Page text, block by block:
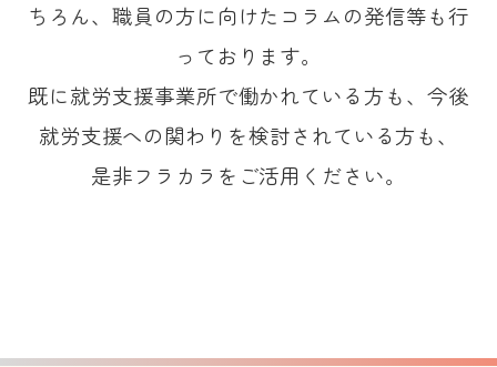
ちろん、職員の方に向けたコラムの発信等も行
っております。
既に就労支援事業所で働かれている方も、今後
就労支援への関わりを検討されている方も、
是非フラカラをご活用ください。